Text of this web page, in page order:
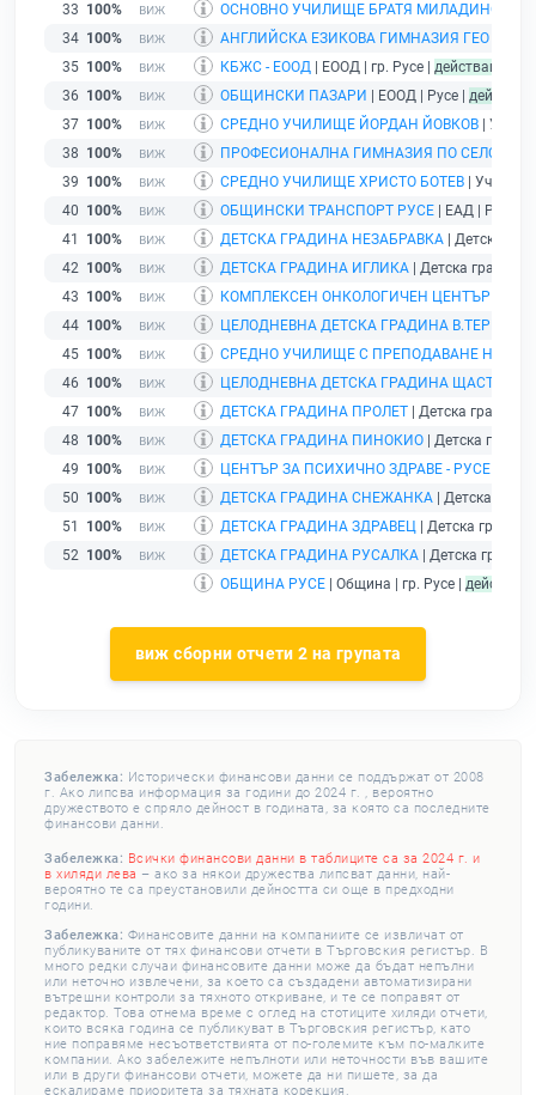
33 100% ОСНОВНО УЧИЛИЩЕ БРАТЯ МИЛАДИНОВИ
34 100%
АНГЛИЙСКА ЕЗИКОВА ГИМНАЗИЯ ГЕО
35 100% КБЖС - ЕООД | ЕООД | гр. Русе | действащ
36 100% ОБЩИНСКИ ПАЗАРИ | ЕООД | Русе | действащ
37 100% СРЕДНО УЧИЛИЩЕ ЙОРДАН ЙОВКОВ |
38 100%
ПРОФЕСИОНАЛНА ГИМНАЗИЯ ПО СЕЛСКО
39 100% СРЕДНО УЧИЛИЩЕ ХРИСТО БОТЕВ |
40 100% ОБЩИНСКИ ТРАНСПОРТ РУСЕ | ЕАД | Русе |
41
100% ДЕТСКА ГРАДИНА НЕЗАБРАВКА | Детска
42 100% ДЕТСКА ГРАДИНА ИГЛИКА | Детска градина
43 100%
КОМПЛЕКСЕН ОНКОЛОГИЧЕН ЦЕНТЪР -
44 100%
ЦЕЛОДНЕВНА ДЕТСКА ГРАДИНА
45 100%
СРЕДНО УЧИЛИЩЕ С ПРЕПОДАВАНЕ НА
46 100%
ЦЕЛОДНЕВНА ДЕТСКА ГРАДИНА ЩАСТЛИВО
47 100% ДЕТСКА ГРАДИНА ПРОЛЕТ | Детска градина
48 100% ДЕТСКА ГРАДИНА ПИНОКИО | Детска
49 100% ЦЕНТЪР ЗА ПСИХИЧНО ЗДРАВЕ - РУСЕ
50 100% ДЕТСКА ГРАДИНА СНЕЖАНКА | Детска
51
100% ДЕТСКА ГРАДИНА ЗДРАВЕЦ | Детска
52 100% ДЕТСКА ГРАДИНА РУСАЛКА | Детска
ОБЩИНА РУСЕ | Община | гр. Русе | действащ
виж сборни отчети 2 на групата
Забележка: Исторически финансови данни се поддържат от 2008
г. Ако липсва информация за години до 2024 г. , вероятно
дружеството е спряло дейност в годината, за която са последните
финансови данни.
Забележка: Всички финансови данни в таблиците са за 2024 г. и
в хиляди лева – ако за някои дружества липсват данни, най-
вероятно те са преустановили дейността си още в предходни
години.
Забележка: Финансовите данни на компаниите се извличат от
публикуваните от тях финансови отчети в Търговския регистър. В
много редки случаи финансовите данни може да бъдат непълни
или неточно извлечени, за което са създадени автоматизирани
вътрешни контроли за тяхното откриване, и те се поправят от
редактор. Това отнема време с оглед на стотиците хиляди отчети,
които всяка година се публикуват в Търговския регистър, като
ние поправяме несъответствията от по-големите към по-малките
компании. Ако забележите непълноти или неточности във вашите
или в други финансови отчети, можете да ни пишете, за да
ескалираме приоритета за тяхната корекция.